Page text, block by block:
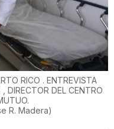
RICO . ENTREVISTA
DIRECTOR DEL CENTRO
R. Madera)